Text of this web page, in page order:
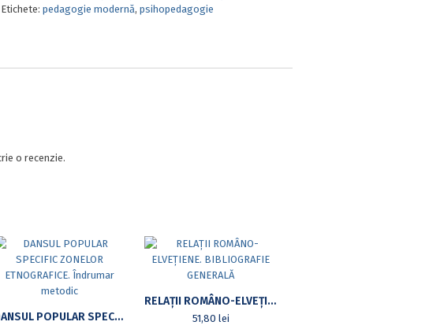
Etichete: pedagogie modernă, psihopedagogie
o recenzie.
DANSUL POPULAR SPECIFIC ZONELOR ETNOGRAFICE. ÎNDRUMAR METODIC
RELAȚII ROMÂNO-ELVEȚIENE. BIBLIOGRAFIE GENERALĂ
51,80 lei